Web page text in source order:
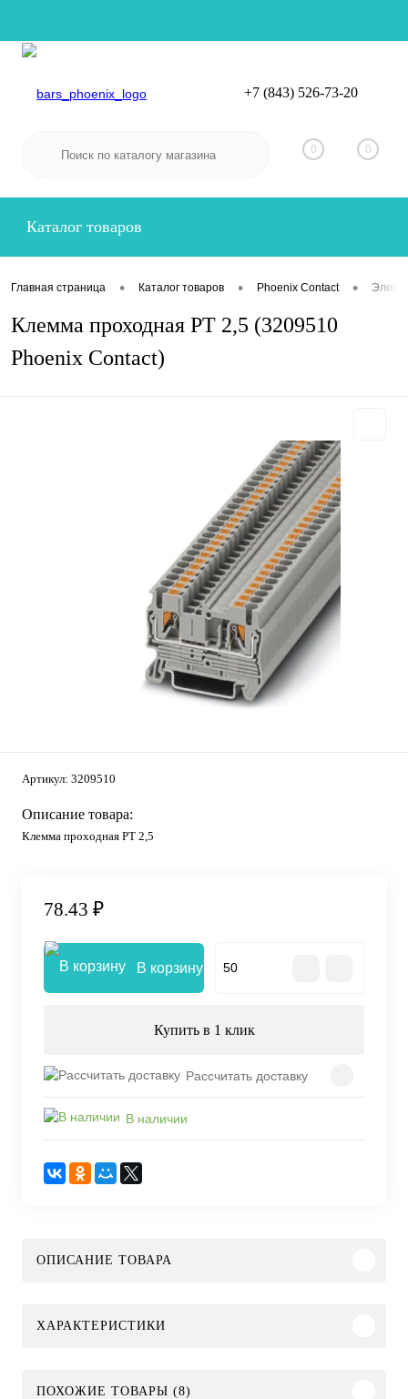
Вход
+7 (843) 526-73-20
0 0
Каталог товаров
Главная страница • Каталог товаров • Phoenix Contact •
Клемма проходная PT 2,5 (3209510
Phoenix Contact)
Артикул: 3209510
Описание товара:
Клемма проходная PT 2,5
78.43 ₽
В корзину
Купить в 1 клик
Рассчитать доставку
В наличии
ОПИСАНИЕ ТОВАРА
ХАРАКТЕРИСТИКИ
ПОХОЖИЕ ТОВАРЫ (8)